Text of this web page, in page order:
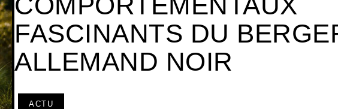
FASCINANTS DU
ALLEMAND NOIR
ACTU